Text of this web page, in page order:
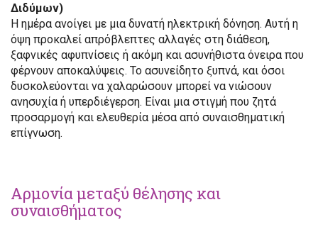
Διδύμων)
Η ημέρα ανοίγει με μια δυνατή ηλεκτρική δόνηση. Αυτή η
όψη προκαλεί απρόβλεπτες αλλαγές στη διάθεση,
ξαφνικές αφυπνίσεις ή ακόμη και ασυνήθιστα όνειρα που
φέρνουν αποκαλύψεις. Το ασυνείδητο ξυπνά, και όσοι
δυσκολεύονται να χαλαρώσουν μπορεί να νιώσουν
ανησυχία ή υπερδιέγερση. Είναι μια στιγμή που ζητά
προσαρμογή και ελευθερία μέσα από συναισθηματική
επίγνωση.
Αρμονία μεταξύ θέλησης και
συναισθήματος